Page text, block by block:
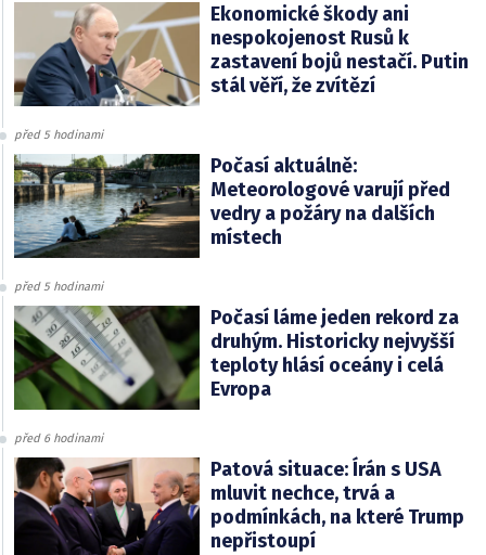
Ekonomické škody ani
nespokojenost Rusů k
zastavení bojů nestačí. Putin
stál věří, že zvítězí
před 5 hodinami
Počasí aktuálně:
Meteorologové varují před
vedry a požáry na dalších
místech
před 5 hodinami
Počasí láme jeden rekord za
druhým. Historicky nejvyšší
teploty hlásí oceány i celá
Evropa
před 6 hodinami
Patová situace: Írán s USA
mluvit nechce, trvá a
podmínkách, na které Trump
nepřistoupí